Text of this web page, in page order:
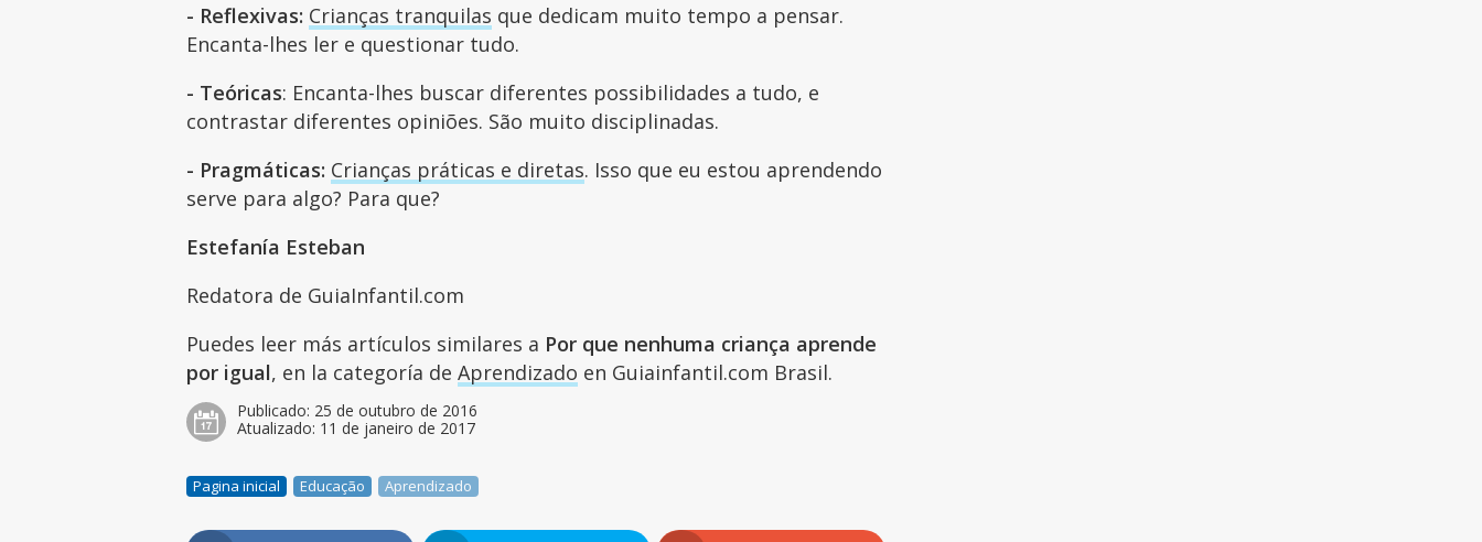
- Reflexivas: Crianças tranquilas que dedicam muito tempo a pensar.
Encanta-lhes ler e questionar tudo.
- Teóricas: Encanta-lhes buscar diferentes possibilidades a tudo, e
contrastar diferentes opiniões. São muito disciplinadas.
- Pragmáticas: Crianças práticas e diretas. Isso que eu estou aprendendo
serve para algo? Para que?
Estefanía Esteban
Redatora de GuiaInfantil.com
Puedes leer más artículos similares a Por que nenhuma criança aprende
por igual, en la categoría deAprendizado en Guiainfantil.com Brasil.
Publicado: 25 de outubro de 2016
Atualizado: 11 de janeiro de 2017
Pagina inicial Educação Aprendizado